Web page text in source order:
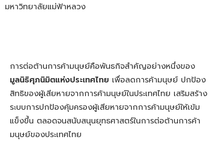
มหาวิทยาลัยแม่ฟ้าหลวง
การต่อต้านการค้ามนุษย์คือพันธกิจสำคัญอย่างหนึ่งของ
มูลนิธิศุภนิมิตแห่งประเทศไทย เพื่อลดการค้ามนุษย์ ปกป้อง
สิทธิของผู้เสียหายจากการค้ามนุษย์ในประเทศไทย เสริมสร้าง
ระบบการปกป้องคุ้มครองผู้เสียหายจากการค้ามนุษย์ให้เข้ม
แข็งขึ้น ตลอดจนสนับสนุนยุทธศาสตร์ในการต่อต้านการค้า
มนุษย์ของประเทศไทย